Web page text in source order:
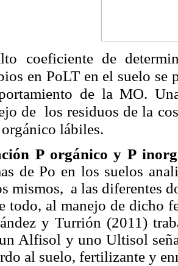
coeficiente de
en PoLT en el suelo se
de la MO.
de los residuos de la
orgánico lábiles.
P orgánico y P
de Po en los suelos
mismos, a las diferentes
todo, al manejo de dicho
y Turrión (2011)
Alfisol y uno Ultisol
al suelo, fertilizante y